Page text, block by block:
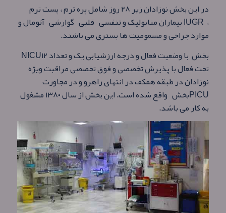
در این بخش نوزادان زیر ۲۸ روز شامل پره ترم ، پست ترم
، IUGRبیماران متابولیک و تنفسی–قلبی – گوارشی – آنومال و
موارد جراحی و مسمومیت ها بستری می باشند.
بخش
NICUبا وضعیت فعال و درجه ارزشیابی یک و تعداد ۱۲
تخت فعال با پذیرش تخصصی و فوق تخصصی مراقبت ویژه
نوزادان در طبقه همکف در انتهای راهرو و در مجاورت
بخشPICU واقع شده است.
این بخش از سال ۱۳۸۰ مشغول
به کار می باشد.